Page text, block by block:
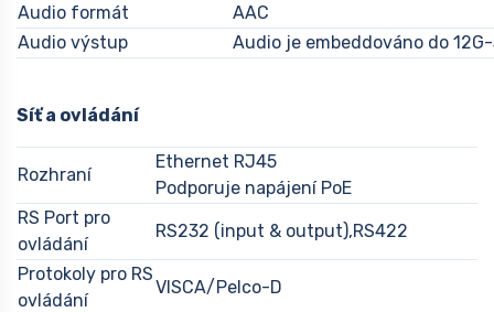
Audio formát
AAC
Audio výstup
Audio je embeddováno do 12G-
Síť a ovládání
Rozhraní
Ethernet RJ45
Podporuje napájení PoE
RS Port pro
ovládání
RS232 (input & output),RS422
Protokoly pro RS
ovládání
VISCA/Pelco-D